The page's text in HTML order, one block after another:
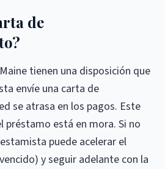
de
tienen una disposición que
envíe una carta de
se atrasa en los pagos. Este
préstamo está en mora. Si no
puede acelerar el
y seguir adelante con la